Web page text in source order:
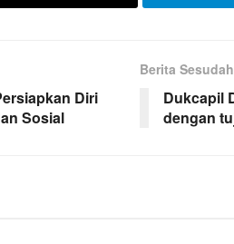
Diri
Sosial
Berita Sesudah
Dukcapil
dengan